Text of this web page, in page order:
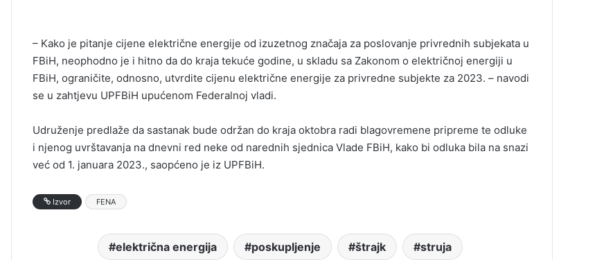
– Kako je pitanje cijene električne energije od izuzetnog značaja za poslovanje privrednih subjekata u
FBiH, neophodno je i hitno da do kraja tekuće godine, u skladu sa Zakonom o električnoj energiji u
FBiH, ograničite, odnosno, utvrdite cijenu električne energije za privredne subjekte za 2023. – navodi
se u zahtjevu UPFBiH upućenom Federalnoj vladi.
Udruženje predlaže da sastanak bude održan do kraja oktobra radi blagovremene pripreme te odluke
i njenog uvrštavanja na dnevni red neke od narednih sjednica Vlade FBiH, kako bi odluka bila na snazi
već od 1. januara 2023., saopćeno je iz UPFBiH.
Izvor FENA
električna energija poskupljenje štrajk struja